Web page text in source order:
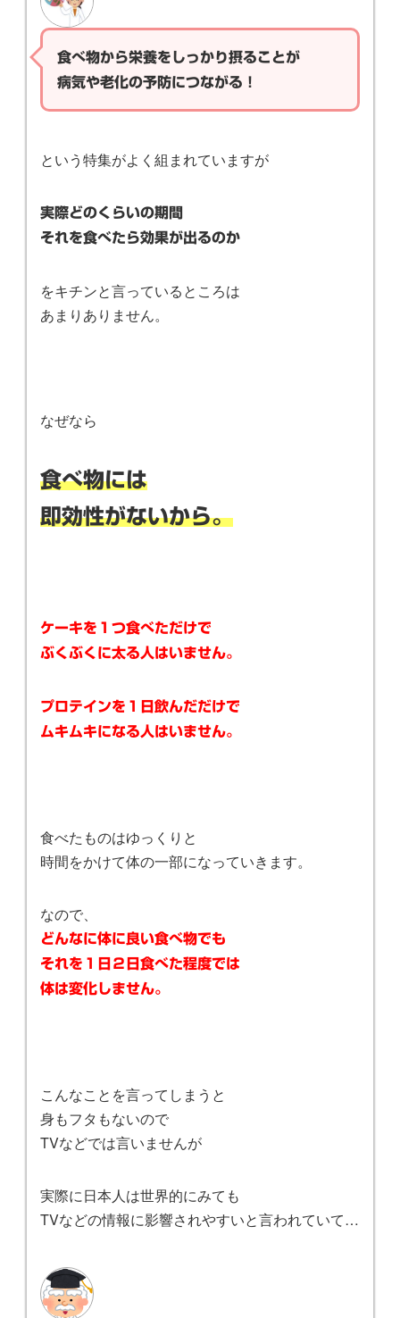
食べ物から栄養をしっかり摂ることが
病気や老化の予防につながる！
という特集がよく組まれていますが
実際どのくらいの期間
それを食べたら効果が出るのか
をキチンと言っているところは
あまりありません。
なぜなら
食べ物には
即効性がないから。
ケーキを１つ食べただけで
ぶくぶくに太る人はいません。
プロテインを１日飲んだだけで
ムキムキになる人はいません。
食べたものはゆっくりと
時間をかけて体の一部になっていきます。
なので、
どんなに体に良い食べ物でも
それを１日２日食べた程度では
体は変化しません。
こんなことを言ってしまうと
身もフタもないので
TVなどでは言いませんが
実際に日本人は世界的にみても
TVなどの情報に影響されやすいと言われていて…